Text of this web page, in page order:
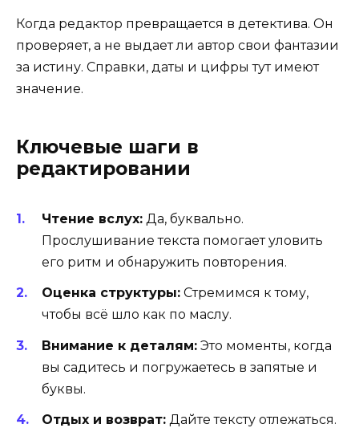
Когда редактор превращается в детектива. Он
проверяет, а не выдает ли автор свои фантазии
за истину. Справки, даты и цифры тут имеют
значение.
Ключевые шаги в
редактировании
Чтение вслух: Да, буквально.
Прослушивание текста помогает уловить
его ритм и обнаружить повторения.
Оценка структуры: Стремимся к тому,
чтобы всё шло как по маслу.
Внимание к деталям: Это моменты, когда
вы садитесь и погружаетесь в запятые и
буквы.
Отдых и возврат: Дайте тексту отлежаться.